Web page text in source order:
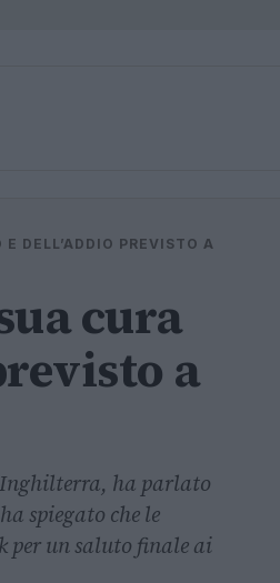
DELL’ADDIO PREVISTO A
cura
a
ha parlato
spiegato che le
per un saluto finale ai